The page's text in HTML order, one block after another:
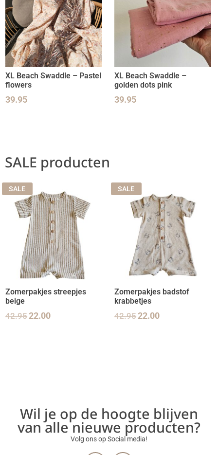
XL Beach Swaddle – Pastel
flowers
39.95
XL Beach Swaddle –
golden dots pink
39.95
SALE producten
SALE
Zomerpakjes streepjes
beige
42.9522.00
SALE
Zomerpakjes badstof
krabbetjes
42.9522.00
Wil je op de hoogte blijven
van alle nieuwe producten?
Volg ons op Social media!